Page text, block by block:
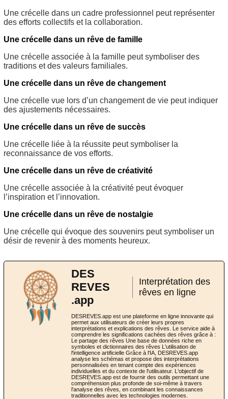
Une crécelle dans un cadre professionnel peut représenter
des efforts collectifs et la collaboration.
Une crécelle dans un rêve de famille
Une crécelle associée à la famille peut symboliser des
traditions et des valeurs familiales.
Une crécelle dans un rêve de changement
Une crécelle vue lors d’un changement de vie peut indiquer
des ajustements nécessaires.
Une crécelle dans un rêve de succès
Une crécelle liée à la réussite peut symboliser la
reconnaissance de vos efforts.
Une crécelle dans un rêve de créativité
Une crécelle associée à la créativité peut évoquer
l’inspiration et l’innovation.
Une crécelle dans un rêve de nostalgie
Une crécelle qui évoque des souvenirs peut symboliser un
désir de revenir à des moments heureux.
DES
REVES
.app
Interprétation des
rêves en ligne
DESREVES.app est une plateforme en ligne innovante qui
permet aux utilisateurs de créer leurs propres
interprétations et explications des rêves. Le service aide à
comprendre les significations cachées des rêves grâce à :
Le partage des rêves Une base de données riche en
symboles et dictionnaires des rêves L'utilisation de
l'intelligence artificielle Grâce à l'IA, DESREVES.app
analyse les schémas et propose des interprétations
personnalisées en tenant compte des expériences
individuelles et du contexte de l'utilisateur. L'objectif de
DESREVES.app est de fournir des outils permettant une
compréhension plus profonde de soi-même à travers
l'analyse des rêves, en combinant les connaissances
traditionnelles avec les technologies modernes.